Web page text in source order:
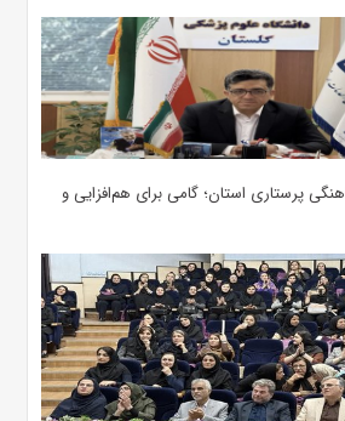
پرستاری استان؛ گامی برای هم‌افزایی و